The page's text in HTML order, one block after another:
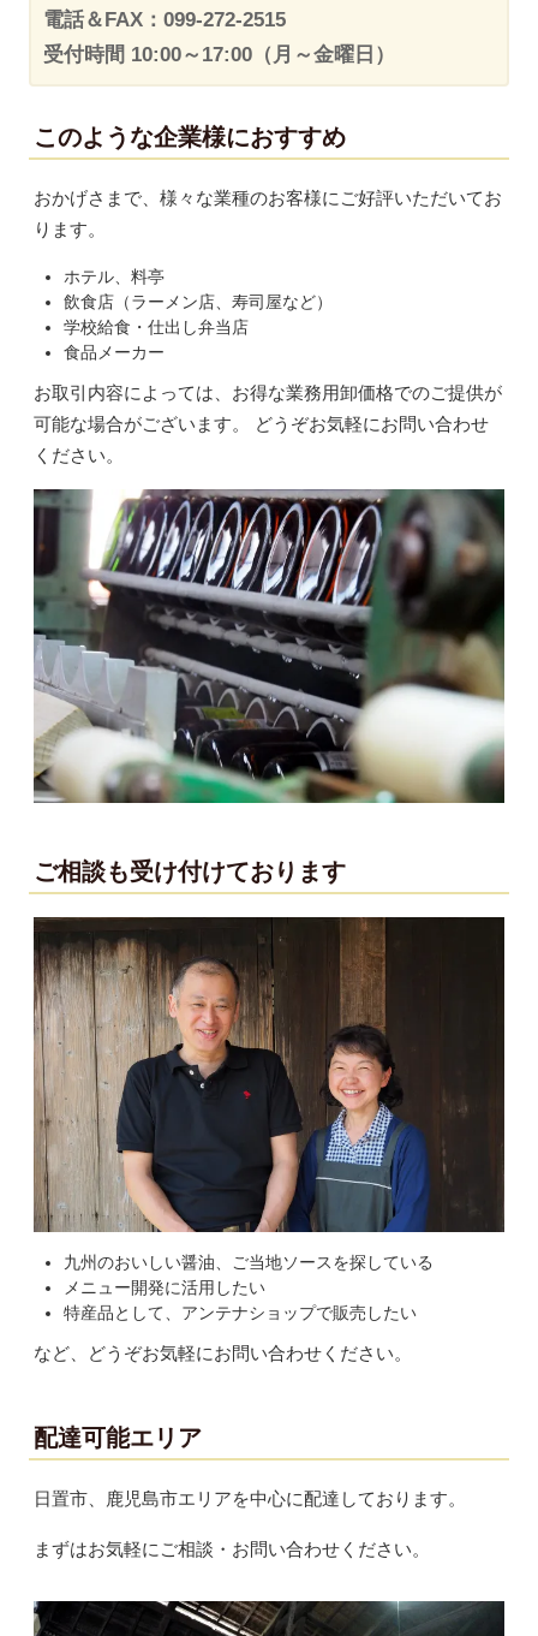
電話＆FAX：099-272-2515
受付時間 10:00～17:00（月～金曜日）
このような企業様におすすめ
おかげさまで、様々な業種のお客様にご好評いただいてお
ります。
ホテル、料亭
飲食店（ラーメン店、寿司屋など）
学校給食・仕出し弁当店
食品メーカー
お取引内容によっては、お得な業務用卸価格でのご提供が
可能な場合がございます。 どうぞお気軽にお問い合わせ
ください。
ご相談も受け付けております
九州のおいしい醤油、ご当地ソースを探している
メニュー開発に活用したい
特産品として、アンテナショップで販売したい
など、どうぞお気軽にお問い合わせください。
配達可能エリア
日置市、鹿児島市エリアを中心に配達しております。
まずはお気軽にご相談・お問い合わせください。